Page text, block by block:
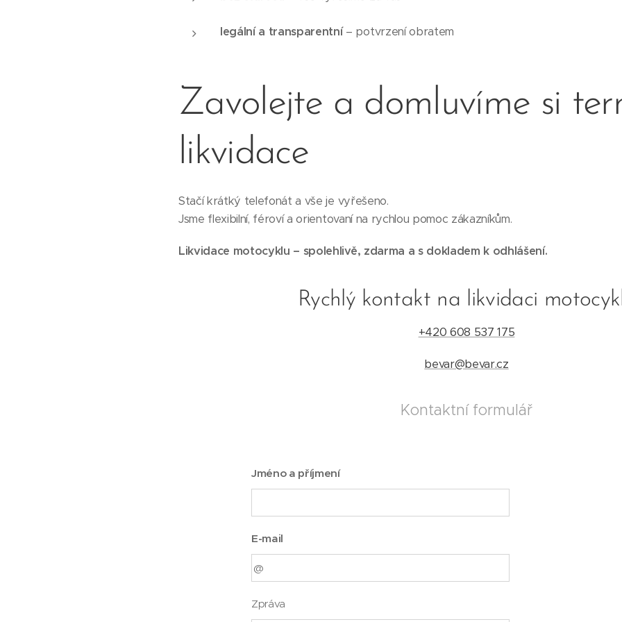
legální a transparentní– potvrzení obratem
Zavolejte a domluvíme si
likvidace
Stačí krátký telefonát a vše je vyřešeno.
Jsme flexibilní, féroví a orientovaní na rychlou pomoc zákazníkům.
Likvidace motocyklu – spolehlivě, zdarma a s dokladem k odhlášení.
Rychlý kontakt na likvidaci
+420 608 537 175
bevar@bevar.cz
Kontaktní formulář
Jméno a příjmení
E-mail
Zpráva